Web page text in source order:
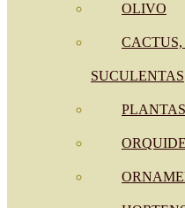
OLIVO
SUCULENTAS